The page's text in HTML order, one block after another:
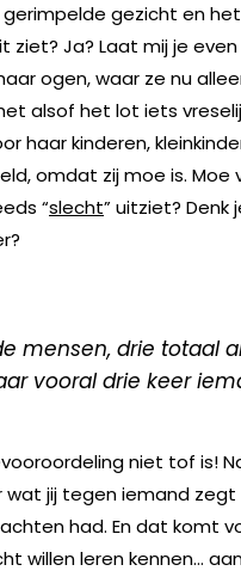
gezicht en
Ja? Laat mij je
ogen, waar ze nu
alsof het lot iets
haar kinderen,
omdat zij moe is. Moe
“slecht” uitziet?
mensen, drie totaal
vooral drie keer
niet tof is!
jij tegen iemand
had. En dat komt
willen leren kennen…